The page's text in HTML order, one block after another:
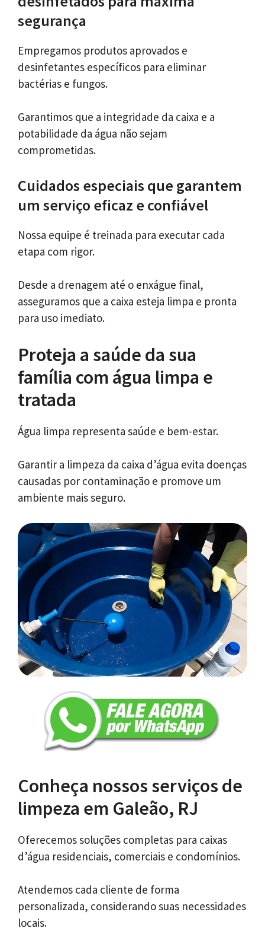
segurança
Empregamos produtos aprovados e
desinfetantes específicos para eliminar
bactérias e fungos.
Garantimos que a integridade da caixa e a
potabilidade da água não sejam
comprometidas.
Cuidados especiais que garantem
um serviço eficaz e confiável
Nossa equipe é treinada para executar cada
etapa com rigor.
Desde a drenagem até o enxágue final,
asseguramos que a caixa esteja limpa e pronta
para uso imediato.
Proteja a saúde da sua
família com água limpa e
tratada
Água limpa representa saúde e bem-estar.
Garantir a limpeza da caixa d’água evita doenças
causadas por contaminação e promove um
ambiente mais seguro.
Conheça nossos serviços de
limpeza em Galeão, RJ
Oferecemos soluções completas para caixas
d’água residenciais, comerciais e condomínios.
Atendemos cada cliente de forma
personalizada, considerando suas necessidades
locais.